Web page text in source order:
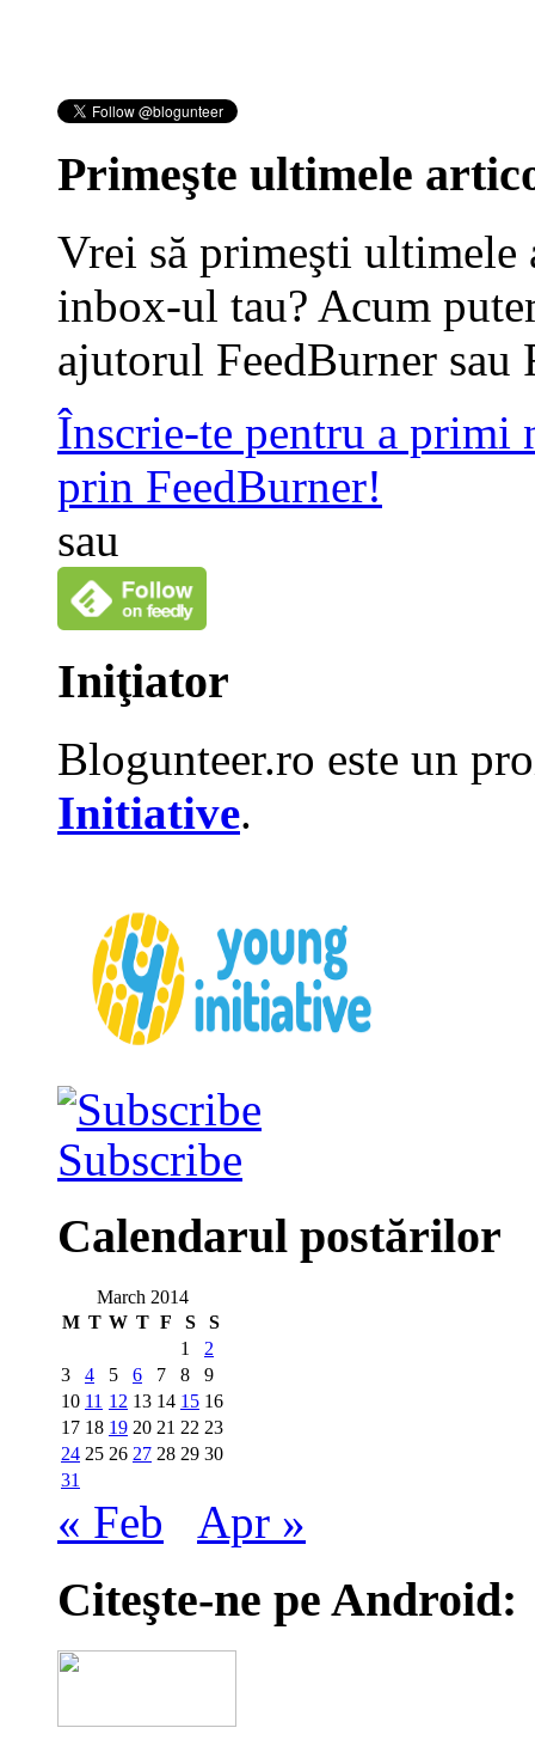
Primeşte ultimele
Vrei să primeşti
inbox-ul tau? Acum
ajutorul FeedBurner sau
Înscrie-te pentru a primi
prin FeedBurner!
sau
Iniţiator
Blogunteer.ro este un
Initiative.
Subscribe
Calendarul postărilor
March 2014
M T W T F S
S
1
2
3
4 5 6 7 8
9
10 11 12 13 14 15 16
17 18 19 20 21 22 23
24 25 26 27 28 29 30
31
« Feb Apr »
Citeşte-ne pe Android: